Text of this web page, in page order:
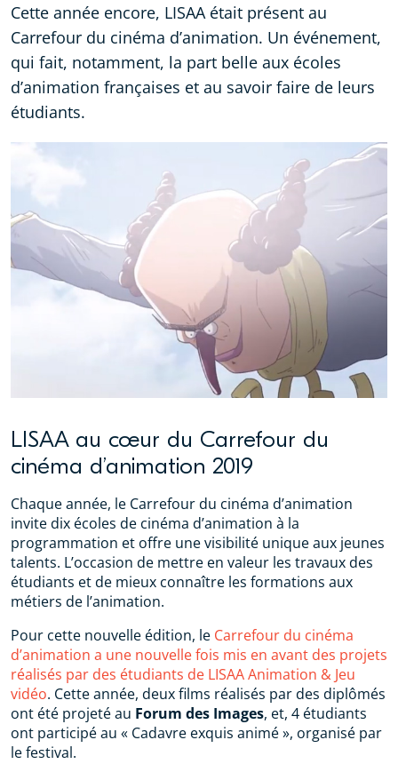
Cette année encore, LISAA était présent au
Carrefour du cinéma d’animation. Un événement,
qui fait, notamment, la part belle aux écoles
d’animation françaises et au savoir faire de leurs
étudiants.
LISAA au cœur du Carrefour du
cinéma d’animation 2019
Chaque année, le Carrefour du cinéma d’animation
invite dix écoles de cinéma d’animation à la
programmation et offre une visibilité unique aux jeunes
talents. L’occasion de mettre en valeur les travaux des
étudiants et de mieux connaître les formations aux
métiers de l’animation.
Pour cette nouvelle édition, le Carrefour du cinéma
d’animation a une nouvelle fois mis en avant des projets
réalisés par des étudiants de LISAA Animation & Jeu
vidéo. Cette année, deux films réalisés par des diplômés
ont été projeté au Forum des Images, et, 4 étudiants
ont participé au « Cadavre exquis animé », organisé par
le festival.